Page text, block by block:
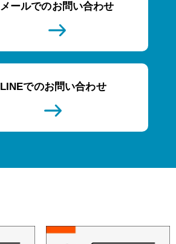
メールでのお問い合わせ
LINEでのお問い合わせ